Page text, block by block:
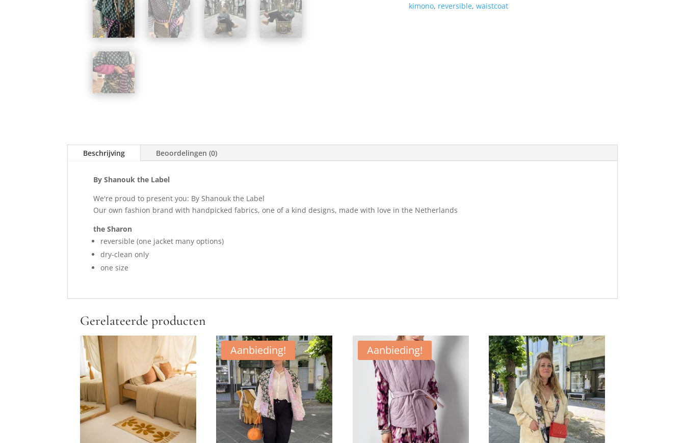
kimono, reversible, waistcoat
Beschrijving Beoordelingen (0)
By Shanouk the Label
We're proud to present you: By Shanouk the Label
Our own fashion brand with handpicked fabrics, one of a kind designs, made with love in the Netherlands
the Sharon
reversible (one jacket many options)
dry-clean only
one size
Gerelateerde producten
Aanbieding! Aanbieding!